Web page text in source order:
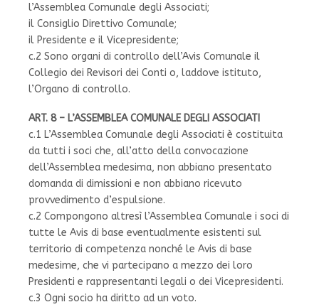
l’Assemblea Comunale degli Associati;
il Consiglio Direttivo Comunale;
il Presidente e il Vicepresidente;
c.2 Sono organi di controllo dell’Avis Comunale il
Collegio dei Revisori dei Conti o, laddove istituto,
l’Organo di controllo.
ART. 8 – L’ASSEMBLEA COMUNALE DEGLI ASSOCIATI
c.1 L’Assemblea Comunale degli Associati è costituita
da tutti i soci che, all’atto della convocazione
dell’Assemblea medesima, non abbiano presentato
domanda di dimissioni e non abbiano ricevuto
provvedimento d’espulsione.
c.2 Compongono altresì l’Assemblea Comunale i soci di
tutte le Avis di base eventualmente esistenti sul
territorio di competenza nonché le Avis di base
medesime, che vi partecipano a mezzo dei loro
Presidenti e rappresentanti legali o dei Vicepresidenti.
c.3 Ogni socio ha diritto ad un voto.